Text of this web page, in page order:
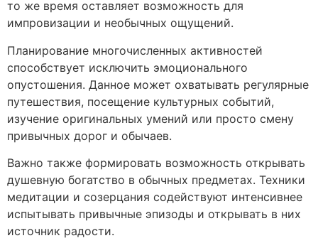
то же время оставляет возможность для
импровизации и необычных ощущений.
Планирование многочисленных активностей
способствует исключить эмоционального
опустошения. Данное может охватывать регулярные
путешествия, посещение культурных событий,
изучение оригинальных умений или просто смену
привычных дорог и обычаев.
Важно также формировать возможность открывать
душевную богатство в обычных предметах. Техники
медитации и созерцания содействуют интенсивнее
испытывать привычные эпизоды и открывать в них
источник радости.